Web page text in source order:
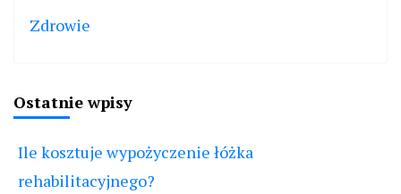
Zdrowie
Ostatnie wpisy
Ile kosztuje wypożyczenie łóżka
rehabilitacyjnego?